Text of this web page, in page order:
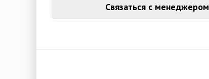
Связаться с менеджером